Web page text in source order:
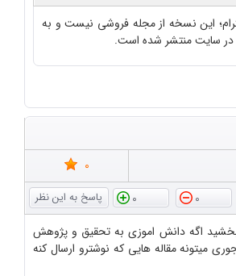
این نسخه از مجله فروشی نیست و به
در سایت منتشر شده است.
0
0
0
اگه دانش اموزی به تحقیق و پژوهش
میتونه مقاله هایی که نوشترو ارسال کنه